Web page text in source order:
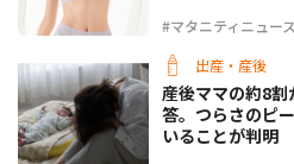
#マタニティニュース
出産・産後
産後ママの約8
答。つらさのピ
いることが判明